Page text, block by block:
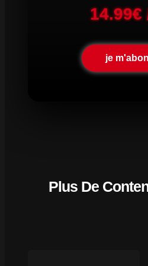
14.99€
je
Plus De